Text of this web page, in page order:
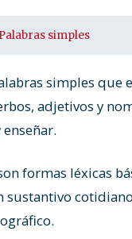
Palabras simples
simples que
adjetivos y
formas léxicas
sustantivo